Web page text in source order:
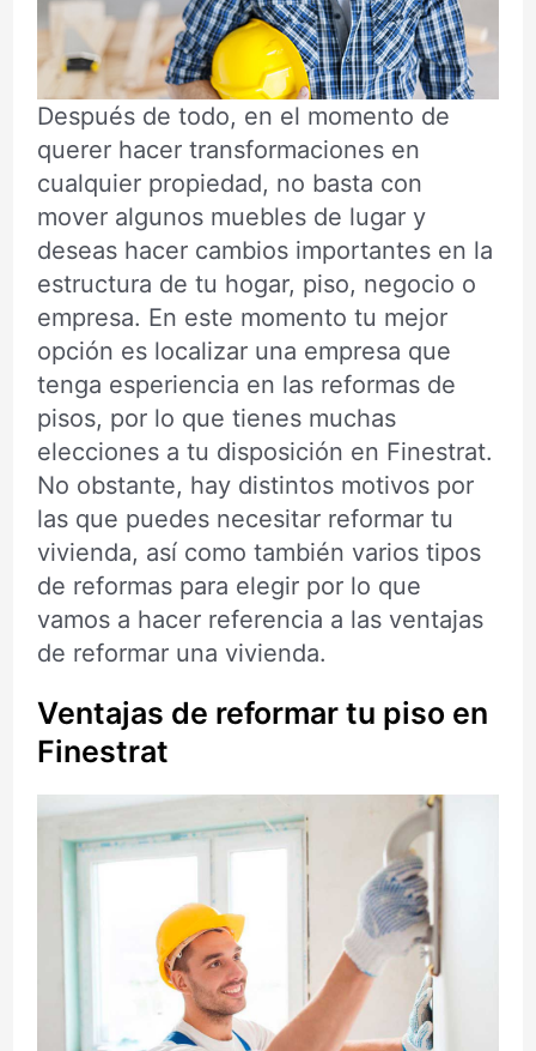
Después de todo, en el momento de
querer hacer transformaciones en
cualquier propiedad, no basta con
mover algunos muebles de lugar y
deseas hacer cambios importantes en la
estructura de tu hogar, piso, negocio o
empresa. En este momento tu mejor
opción es localizar una empresa que
tenga esperiencia en las reformas de
pisos, por lo que tienes muchas
elecciones a tu disposición en Finestrat.
No obstante, hay distintos motivos por
las que puedes necesitar reformar tu
vivienda, así como también varios tipos
de reformas para elegir por lo que
vamos a hacer referencia a las ventajas
de reformar una vivienda.
Ventajas de reformar tu piso en
Finestrat